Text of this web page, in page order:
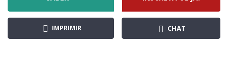
IMPRIMIR CHAT